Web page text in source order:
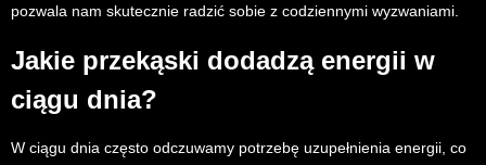
pozwala nam skutecznie radzić sobie z codziennymi wyzwaniami.
Jakie przekąski dodadzą energii w
ciągu dnia?
W ciągu dnia często odczuwamy potrzebę uzupełnienia energii, co